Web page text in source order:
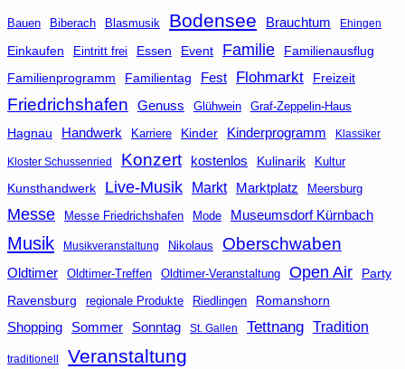
Bauen Biberach Blasmusik Bodensee Brauchtum Ehingen
Einkaufen Eintritt frei Essen Event Familie
Familienausflug
Familienprogramm
Familientag Fest Flohmarkt Freizeit
Friedrichshafen Genuss Glühwein Graf-Zeppelin-Haus
Hagnau Handwerk Karriere Kinder Kinderprogramm Klassiker
Kloster Schussenried Konzert kostenlos Kulinarik Kultur
Kunsthandwerk Live-Musik Markt Marktplatz Meersburg
Messe Messe Friedrichshafen Mode Museumsdorf Kürnbach
Musik Musikveranstaltung Nikolaus Oberschwaben
Oldtimer Oldtimer-Treffen Oldtimer-Veranstaltung Open Air Party
Ravensburg regionale Produkte Riedlingen Romanshorn
Shopping Sommer Sonntag St. Gallen Tettnang Tradition
traditionell Veranstaltung